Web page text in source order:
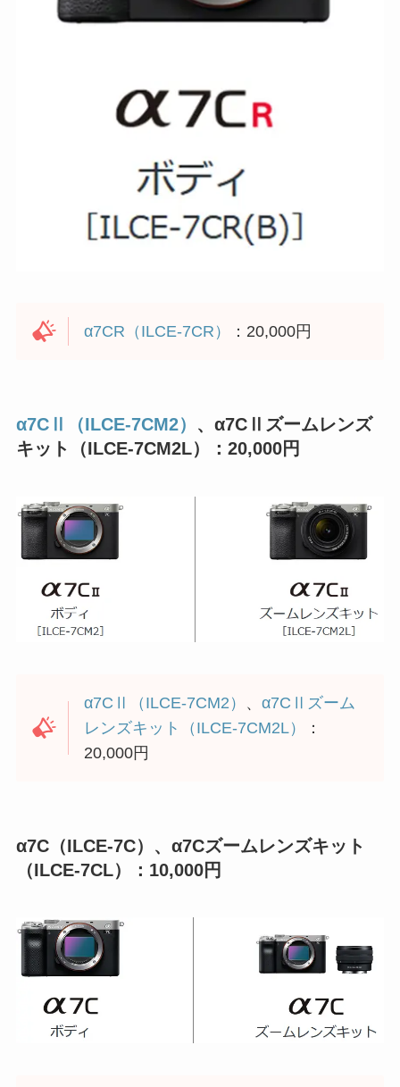
α7CR（ILCE-7CR） ：20,000円
α7CⅡ（ILCE-7CM2） 、α7CⅡズームレンズ
キット（ILCE-7CM2L）：20,000円
α7CⅡ（ILCE-7CM2） 、α7CⅡズーム
レンズキット（ILCE-7CM2L）
：
20,000円
α7C（ILCE-7C）、α7Cズームレンズキット
（ILCE-7CL）：10,000円